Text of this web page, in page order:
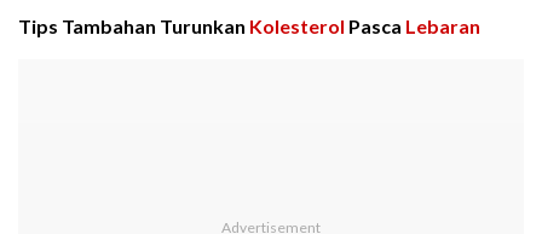
Tips Tambahan Turunkan Kolesterol Pasca Lebaran